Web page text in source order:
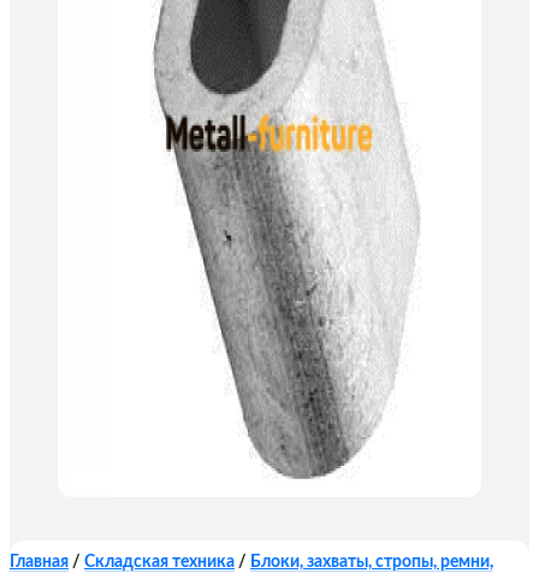
Главная / Складская техника / Блоки, захваты, стропы, ремни,